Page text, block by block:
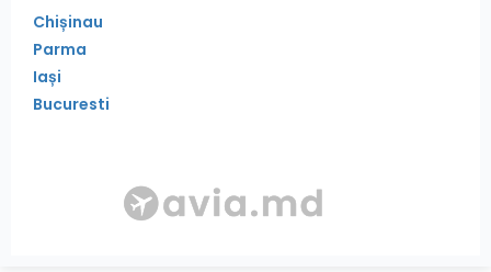
Chișinau
Parma
Iași
Bucuresti